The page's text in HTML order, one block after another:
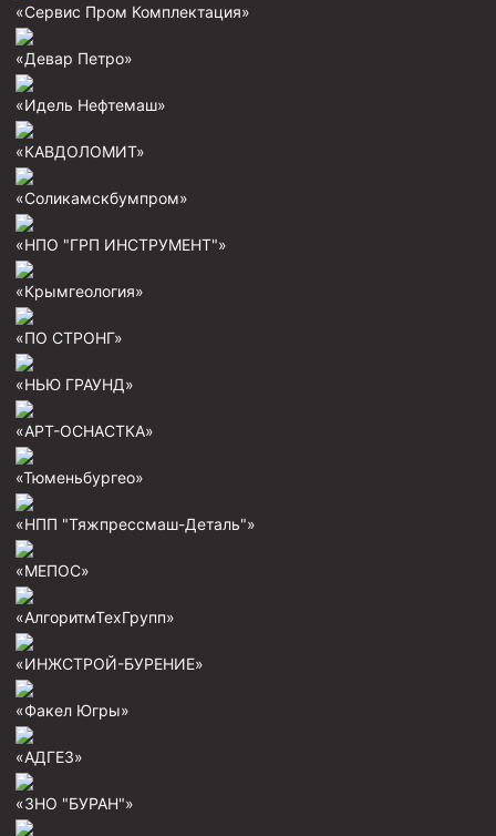
«Сервис Пром Комплектация»
«Девар Петро»
«Идель Нефтемаш»
«КАВДОЛОМИТ»
«Соликамскбумпром»
«НПО "ГРП ИНСТРУМЕНТ"»
«Крымгеология»
«ПО СТРОНГ»
«НЬЮ ГРАУНД»
«АРТ-ОСНАСТКА»
«Тюменьбургео»
«НПП "Тяжпрессмаш-Деталь"»
«МЕПОС»
«АлгоритмТехГрупп»
«ИНЖСТРОЙ-БУРЕНИЕ»
«Факел Югры»
«АДГЕЗ»
«ЗНО "БУРАН"»